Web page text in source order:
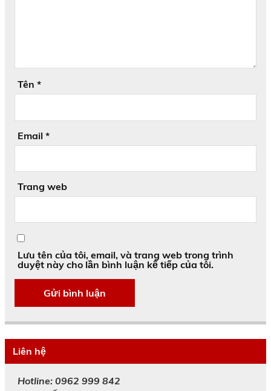
Tên *
Email *
Trang web
Lưu tên của tôi, email, và trang web trong trình
duyệt này cho lần bình luận kế tiếp của tôi.
Liên hệ
Hotline: 0962 999 842